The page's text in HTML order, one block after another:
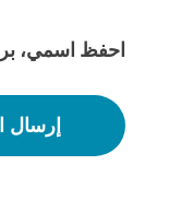
احفظ اسمي،